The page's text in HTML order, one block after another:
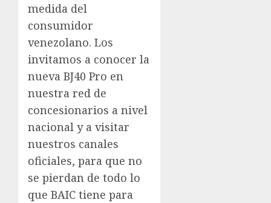
medida del
consumidor
venezolano. Los
invitamos a conocer la
nueva BJ40 Pro en
nuestra red de
concesionarios a nivel
nacional y a visitar
nuestros canales
oficiales, para que no
se pierdan de todo lo
que BAIC tiene para